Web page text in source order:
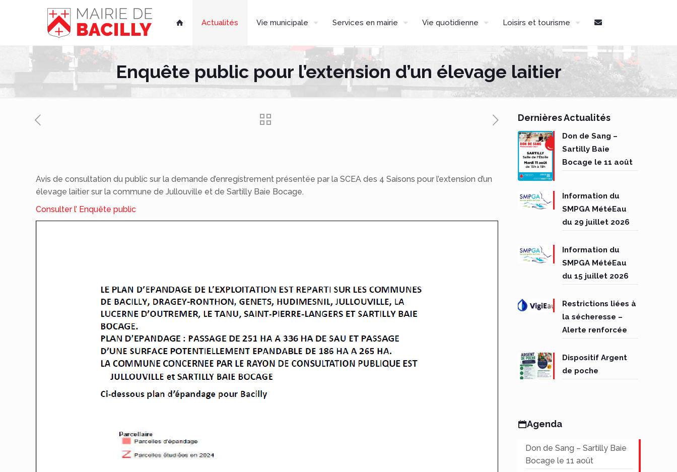
 Actualités Vie municipale Services en mairie Vie quotidienne Loisirs et tourisme
Enquête public pour l’extension d’un élevage laitier
Avis de consultation du public sur la demande d’enregistrement présentée par la SCEA des 4 Saisons pour l’extension d’un
élevage laitier sur la commune de Jullouville et de Sartilly Baie Bocage.
Consulter l’ Enquête public
Dernières Actualités
Don de Sang –
Sartilly Baie
Bocage le 11 août
Information du
SMPGA MétéEau
du 29 juillet 2026
Information du
SMPGA MétéEau
du 15 juillet 2026
Restrictions liées à
la sécheresse –
Alerte renforcée
Dispositif Argent
de poche
Agenda
Don de Sang – Sartilly Baie
Bocage le 11 août